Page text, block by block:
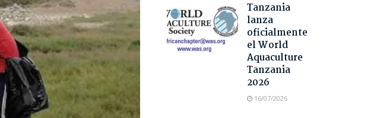
Tanzania
lanza
oficialmente
el World
Aquaculture
Tanzania
2026
16/07/2026